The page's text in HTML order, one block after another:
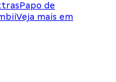
Papo de
Veja mais em